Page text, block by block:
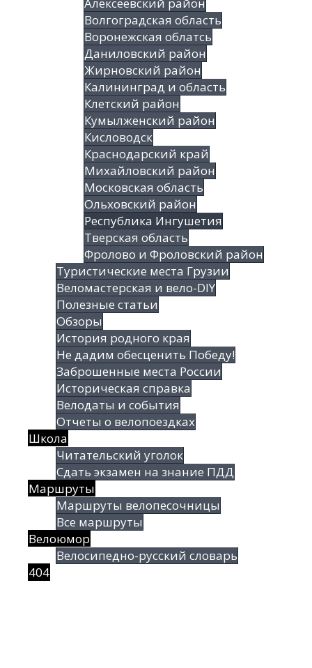
Волгоградская облаcть
Воронежская облатсь
Даниловский район
Жирновский район
Калининград и область
Клетский район
Кумылженский район
Кисловодск
Краснодарский край
Михайловский район
Московская область
Ольховский район
Республика Ингушетия
Тверская область
Фролово и Фроловский район
Туристические места Грузии
Веломастерская и вело-DIY
Полезные статьи
Обзоры
История родного края
Не дадим обесценить Победу!
Заброшенные места России
Историческая справка
Велодаты и события
Отчеты о велопоездках
Школа
Читательский уголок
Сдать экзамен на знание ПДД
Маршруты
Маршруты велопесочницы
Все маршруты
Велоюмор
Велосипедно-русский словарь
404